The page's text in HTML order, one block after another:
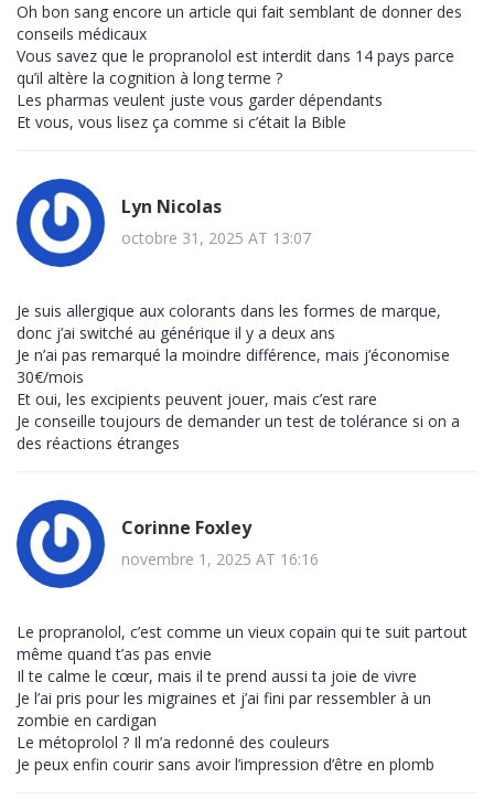
Oh bon sang encore un article qui fait semblant de donner des
conseils médicaux
Vous savez que le propranolol est interdit dans 14 pays parce
qu’il altère la cognition à long terme ?
Les pharmas veulent juste vous garder dépendants
Et vous, vous lisez ça comme si c’était la Bible
Lyn Nicolas
octobre 31, 2025 AT 13:07
Je suis allergique aux colorants dans les formes de marque,
donc j’ai switché au générique il y a deux ans
Je n’ai pas remarqué la moindre différence, mais j’économise
30€/mois
Et oui, les excipients peuvent jouer, mais c’est rare
Je conseille toujours de demander un test de tolérance si on a
des réactions étranges
Corinne Foxley
novembre 1, 2025 AT 16:16
Le propranolol, c’est comme un vieux copain qui te suit partout
même quand t’as pas envie
Il te calme le cœur, mais il te prend aussi ta joie de vivre
Je l’ai pris pour les migraines et j’ai fini par ressembler à un
zombie en cardigan
Le métoprolol ? Il m’a redonné des couleurs
Je peux enfin courir sans avoir l’impression d’être en plomb